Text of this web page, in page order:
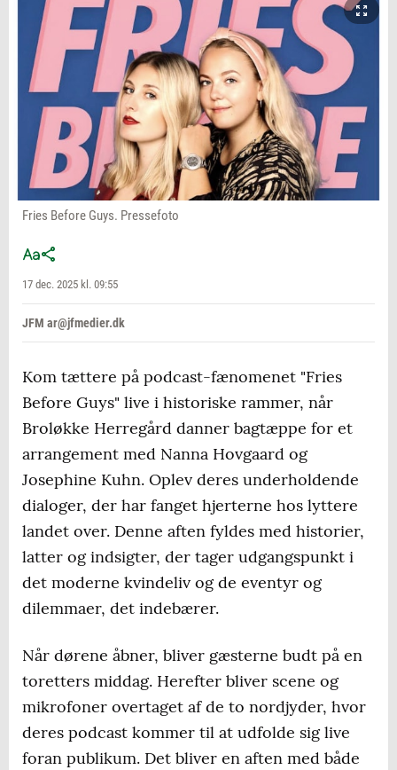
Fries Before Guys. Pressefoto
17 dec. 2025 kl. 09:55
JFM ar@jfmedier.dk
Kom tættere på podcast-fænomenet "Fries
Before Guys" live i historiske rammer, når
Broløkke Herregård danner bagtæppe for et
arrangement med Nanna Hovgaard og
Josephine Kuhn. Oplev deres underholdende
dialoger, der har fanget hjerterne hos lyttere
landet over. Denne aften fyldes med historier,
latter og indsigter, der tager udgangspunkt i
det moderne kvindeliv og de eventyr og
dilemmaer, det indebærer.
Når dørene åbner, bliver gæsterne budt på en
toretters middag. Herefter bliver scene og
mikrofoner overtaget af de to nordjyder, hvor
deres podcast kommer til at udfolde sig live
foran publikum. Det bliver en aften med både